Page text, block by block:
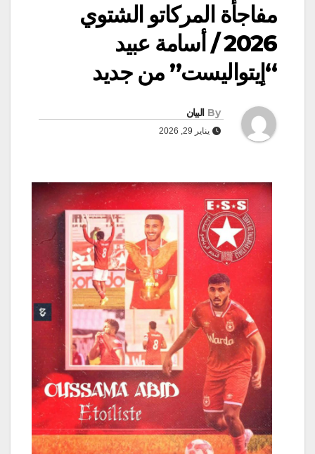
مفاجأة المركاتو الشتوي
2026 / أسامة عبيد
“إيتواليست” من جديد
By البيان
يناير 29, 2026